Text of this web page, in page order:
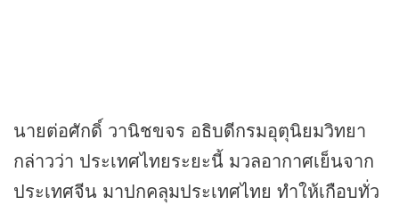
นายต่อศักดิ์ วานิชขจร อธิบดีกรมอุตุนิยมวิทยา
กล่าวว่า ประเทศไทยระยะนี้ มวลอากาศเย็นจาก
ประเทศจีน มาปกคลุมประเทศไทย ทำให้เกือบทั่ว